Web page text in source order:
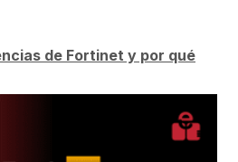
de Fortinet y por qué